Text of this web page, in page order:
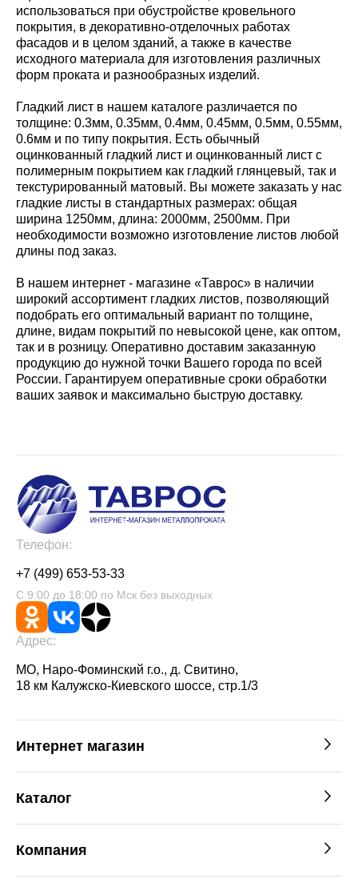
использоваться при обустройстве кровельного
покрытия, в декоративно-отделочных работах
фасадов и в целом зданий, а также в качестве
исходного материала для изготовления различных
форм проката и разнообразных изделий.
Гладкий лист в нашем каталоге различается по
толщине: 0.3мм, 0.35мм, 0.4мм, 0.45мм, 0.5мм, 0.55мм,
0.6мм и по типу покрытия. Есть обычный
оцинкованный гладкий лист и оцинкованный лист с
полимерным покрытием как гладкий глянцевый, так и
текстурированный матовый. Вы можете заказать у нас
гладкие листы в стандартных размерах: общая
ширина 1250мм, длина: 2000мм, 2500мм. При
необходимости возможно изготовление листов любой
длины под заказ.
В нашем интернет - магазине «Таврос» в наличии
широкий ассортимент гладких листов, позволяющий
подобрать его оптимальный вариант по толщине,
длине, видам покрытий по невысокой цене, как оптом,
так и в розницу. Оперативно доставим заказанную
продукцию до нужной точки Вашего города по всей
России. Гарантируем оперативные сроки обработки
ваших заявок и максимально быструю доставку.
Телефон:
+7 (499) 653-53-33
С 9:00 до 18:00 по Мск без выходных
Адрес:
МО, Наро-Фоминский г.о., д. Свитино,
18 км Калужско-Киевского шоссе, стр.1/3
Интернет магазин
Каталог
Компания